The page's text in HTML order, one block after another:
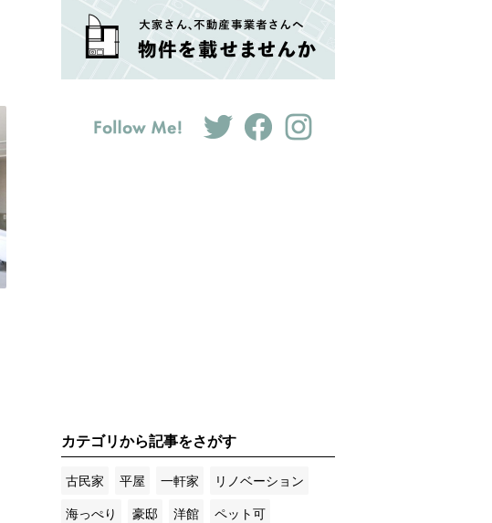
カテゴリから記事をさがす
古民家 平屋 一軒家
リノベーション
海っぺり
豪邸 洋館
ペット可